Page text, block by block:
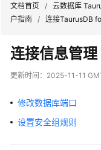
最
动
文档首页 / 云数据库
户指南 / 连接TaurusDB
连接信息管理
更新时间： 2025-11-11
修改数据库端口
设置安全组规则